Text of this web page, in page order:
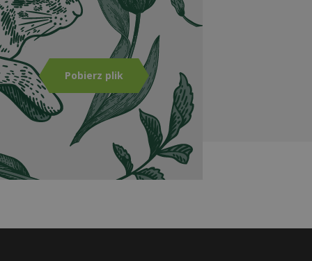
Zasady stosowania logo
1,24 MB | pdf
Pobierz plik